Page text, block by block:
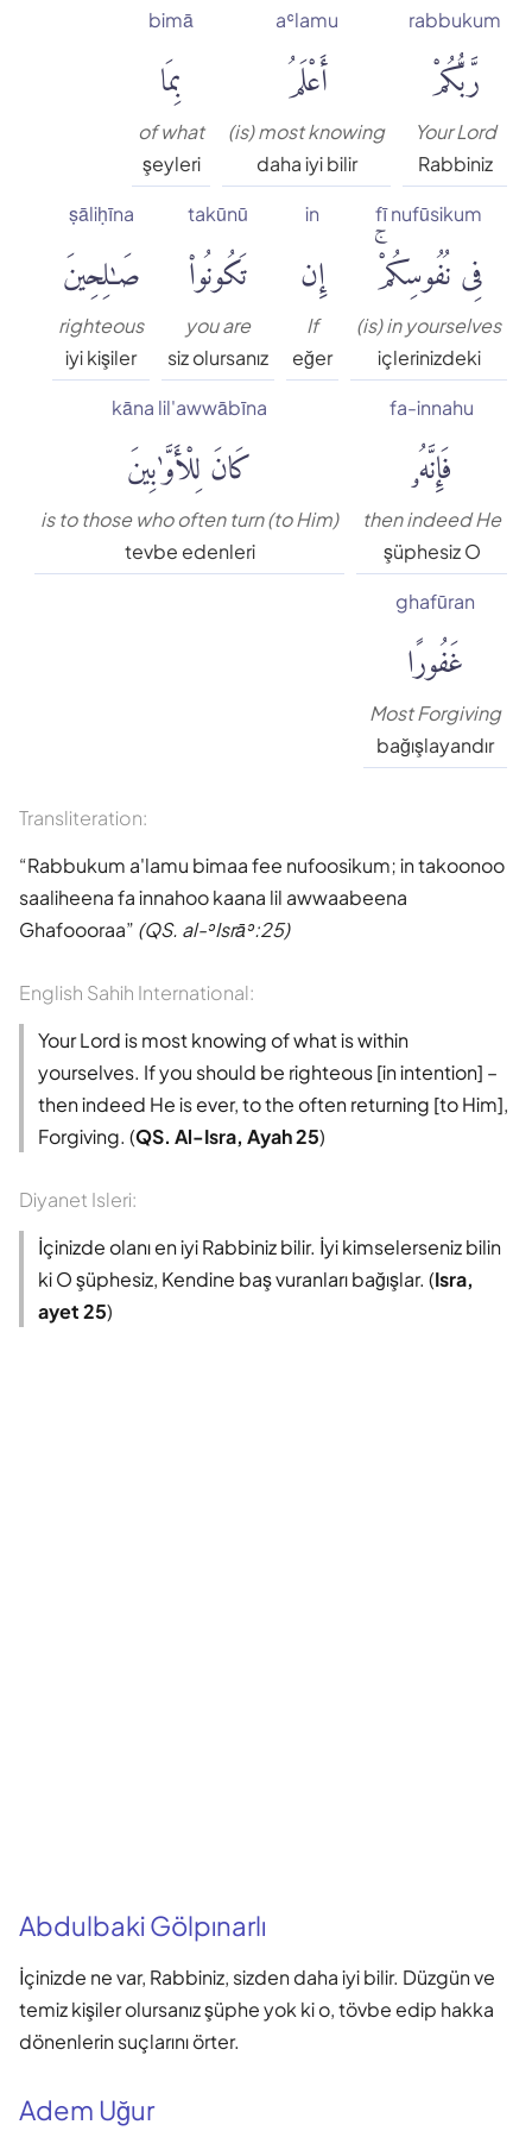
Muhammed Esed
Ömer Nasuhi Bilmen
Rowwad Translation Center
Şaban Piriş
Suat Yıldırım
Süleyman Ateş
rabbukum
رَّبُّكُمْ
Your Lord
Rabbiniz
aʿlamu
أَعْلَمُ
(is) most knowing
daha iyi bilir
bimā
بِمَا
of what
şeyleri
fī nufūsikum
فِى نُفُوسِكُمْۚ
(is) in yourselves
içlerinizdeki
in
إِن
If
eğer
takūnū
تَكُونُوا۟
you are
siz olursanız
ṣāliḥīna
صَٰلِحِينَ
righteous
iyi kişiler
fa-innahu
فَإِنَّهُۥ
then indeed He
şüphesiz O
kāna lil'awwābīna
كَانَ لِلْأَوَّٰبِينَ
is to those who often turn (to Him)
tevbe edenleri
ghafūran
غَفُورًا
Most Forgiving
bağışlayandır
Transliteration:
Rabbukum a'lamu bimaa fee nufoosikum; in takoonoo
saaliheena fa innahoo kaana lil awwaabeena
Ghafoooraa (QS. al-ʾIsrāʾ:25)
English Sahih International:
Your Lord is most knowing of what is within
yourselves. If you should be righteous [in intention] –
then indeed He is ever, to the often returning [to Him],
Forgiving. (QS. Al-Isra, Ayah 25)
Diyanet Isleri:
İçinizde olanı en iyi Rabbiniz bilir. İyi kimselerseniz bilin
ki O şüphesiz, Kendine baş vuranları bağışlar. (Isra,
ayet 25)
Abdulbaki Gölpınarlı
İçinizde ne var, Rabbiniz, sizden daha iyi bilir. Düzgün ve
temiz kişiler olursanız şüphe yok ki o, tövbe edip hakka
dönenlerin suçlarını örter.
Adem Uğur